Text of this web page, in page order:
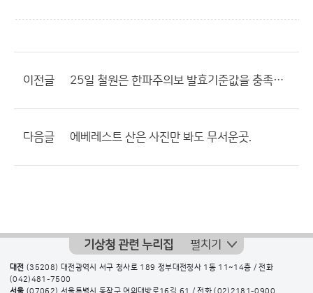
이전글 25일 철원은 한파주의보 발효기준값을 충족했습니다.
다음글 에베레스트 산은 사진만 봐도 무서운곳.
기상청 관련 누리집 펼치기
대전 (35208) 대전광역시 서구 청사로 189 정부대전청사 1동 11~14층 / 전화
(042)481-7500